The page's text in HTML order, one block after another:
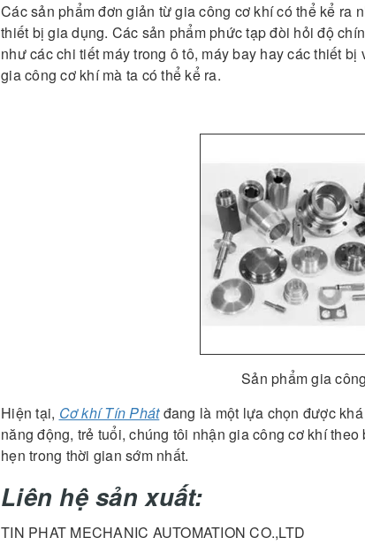
Các sản phẩm đơn giản từ gia công cơ khí có thể kể ra
thiết bị gia dụng. Các sản phẩm phức tạp đòi hỏi độ
như các chi tiết máy trong ô tô, máy bay hay các thiết
gia công cơ khí mà ta có thể kể ra.
Sản phẩm gia công cơ
Hiện tại, Cơ khí Tín Phátđang là một lựa chọn được
năng động, trẻ tuổi, chúng tôi nhận gia công cơ khí
hẹn trong thời gian sớm nhất.
Liên hệ sản xuất:
TIN PHAT MECHANIC AUTOMATION CO.,LTD